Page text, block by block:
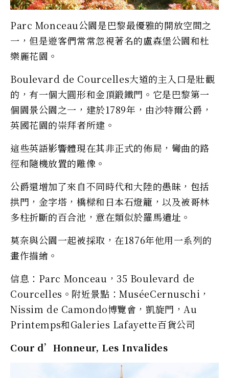
Parc Monceau公園是巴黎最優雅的開放空間之
一，但是遊客們常常忽視著名的盧森堡公園和杜
樂麗花園。
Boulevard de Courcelles大道的主入口是壯觀
的，有一個大圓形和金頂鍛鐵門。它是巴黎第一
個園景公園之一，建於1789年，由沙特爾公爵，
英國花園的崇拜者所建。
這些英語影響體現在其非正式的佈局，彎曲的路
徑和隨機放置的雕像。
公爵還增加了來自不同時代和大陸的愚昧，包括
拱門，金字塔，橋樑和日本石燈籠，以及被哥林
多柱折斷的百合池，意在類似於羅馬遺址。
莫奈與公園一起被採取，在1876年他用一系列的
畫作描繪。
信息：Parc Monceau，35 Boulevard de
Courcelles。附近景點：MuséeCernuschi，
Nissim de Camondo博覽會，凱旋門，Au
Printemps和Galeries Lafayette百貨公司
Cour d’Honneur, Les Invalides